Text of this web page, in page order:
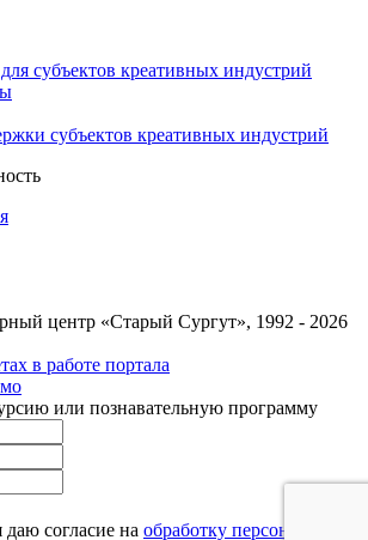
субъектов креативных индустрий
субъектов креативных индустрий
центр «Старый Сургут», 1992 - 2026
в работе портала
или познавательную программу
согласие на обработку персональных